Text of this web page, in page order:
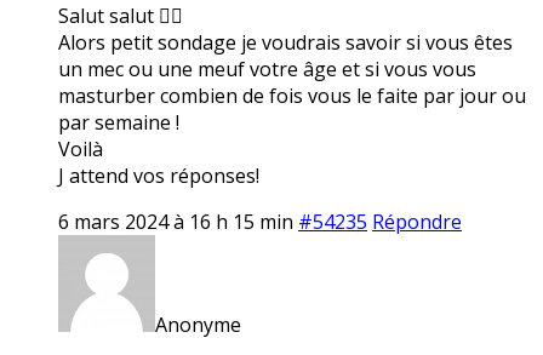
Salut salut ✌🏼
Alors petit sondage je voudrais savoir si vous êtes
un mec ou une meuf votre âge et si vous vous
masturber combien de fois vous le faite par jour ou
par semaine !
Voilà
J attend vos réponses!
6 mars 2024 à 16 h 15 min #54235 Répondre
Anonyme